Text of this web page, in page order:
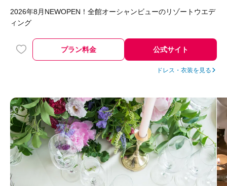
2026年8月NEWOPEN！全館オーシャンビューのリゾートウエデ
ィング
プラン料金 公式サイト
ドレス・衣装を見る